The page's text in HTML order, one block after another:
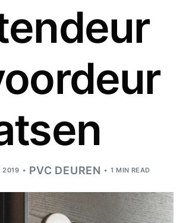
2019 PVC DEUREN 1 MIN READ